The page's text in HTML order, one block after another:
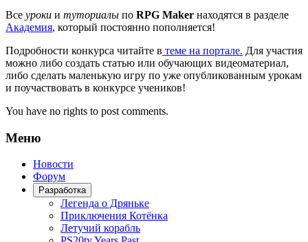
Все уроки и туториалы по RPG Maker находятся в разделе
Академия, который постоянно пополняется!
Подробности конкурса читайте в теме на портале. Для участия
можно либо создать статью или обучающих видеоматериал,
либо сделать маленькую игру по уже опубликованным урокам
и поучаствовать в конкурсе учеников!
You have no rights to post comments.
Меню
Новости
Форум
Разработка
Легенда о Дряньке
Приключения Котёнка
Летучий корабль